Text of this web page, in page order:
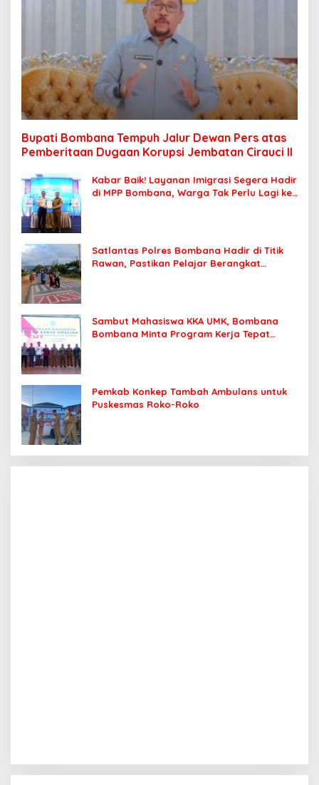
Bupati Bombana Tempuh Jalur Dewan Pers atas
Pemberitaan Dugaan Korupsi Jembatan Cirauci II
Kabar Baik! Layanan Imigrasi Segera Hadir
di MPP Bombana, Warga Tak Perlu Lagi ke
Satlantas Polres Bombana Hadir di Titik
Rawan, Pastikan Pelajar Berangkat
Sambut Mahasiswa KKA UMK, Bombana
Bombana Minta Program Kerja Tepat
Pemkab Konkep Tambah Ambulans untuk
Puskesmas Roko-Roko